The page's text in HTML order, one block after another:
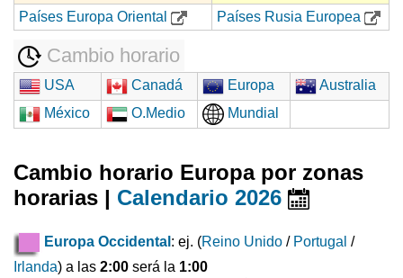
Países Europa Oriental
Países Rusia Europea
Cambio horario
USA Canadá Europa
Australia
México
O.Medio Mundial
Cambio horario Europa por zonas
horarias | Calendario 2026
Europa Occidental : ej. (Reino Unido / Portugal /
Irlanda) a las 2:00 será la 1:00